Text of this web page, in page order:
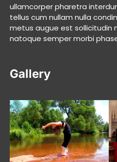
ullamcorper pharetra
tellus cum nullam nulla
metus augue est sollicitudin
natoque semper morbi
Gallery